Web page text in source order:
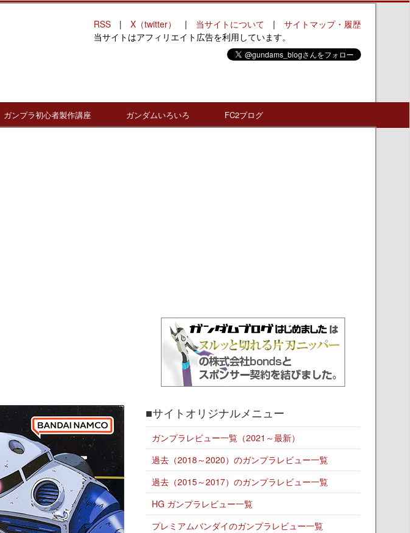
RSS | X（twitter） | 当サイトについて | サイトマップ・履歴
当サイトはアフィリエイト広告を利用しています。
ガンプラ初心者製作講座 ガンダムいろいろ FC2ブログ
■サイトオリジナルメニュー
ガンプラレビュー一覧（2021～最新）
過去（2018～2020）のガンプラレビュー一覧
過去（2015～2017）のガンプラレビュー一覧
HG ガンプラレビュー一覧
プレミアムバンダイのガンプラレビュー一覧